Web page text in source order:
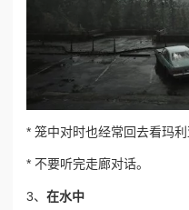
* 笼中对时也经常回去看玛利
* 不要听完走廊对话。
3、 在水中